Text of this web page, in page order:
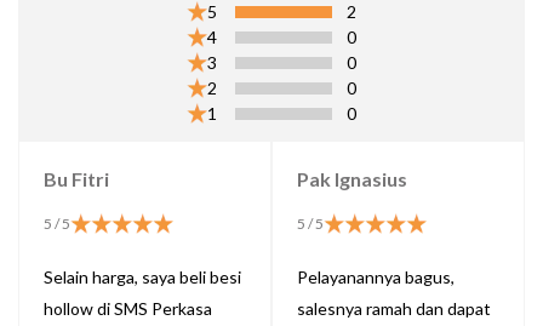
5
2
4
0
3
0
2
0
1
0
Bu Fitri
5 / 5
Selain harga, saya beli besi
hollow di SMS Perkasa
Pak Ignasius
5 / 5
Pelayanannya bagus,
salesnya ramah dan dapat